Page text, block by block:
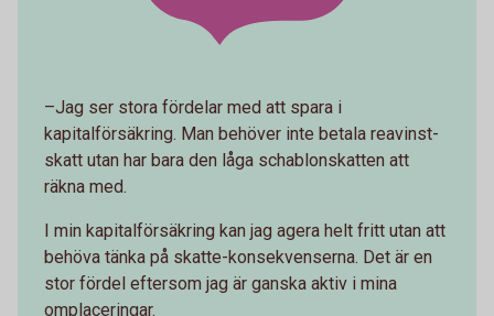
–Jag ser stora fördelar med att spara i
kapitalförsäkring. Man behöver inte betala reavinst-
skatt utan har bara den låga schablonskatten att
räkna med.
I min kapitalförsäkring kan jag agera helt fritt utan att
behöva tänka på skatte-konsekvenserna. Det är en
stor fördel eftersom jag är ganska aktiv i mina
omplaceringar.